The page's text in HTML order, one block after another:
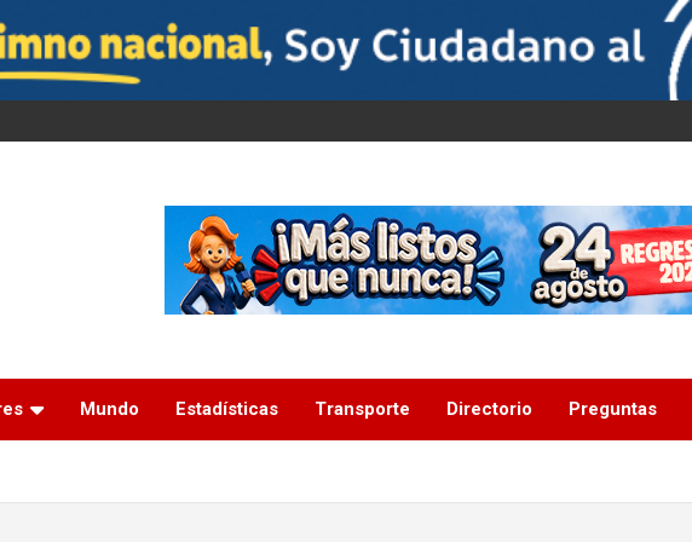
Mundo Estadísticas Transporte Directorio Preguntas